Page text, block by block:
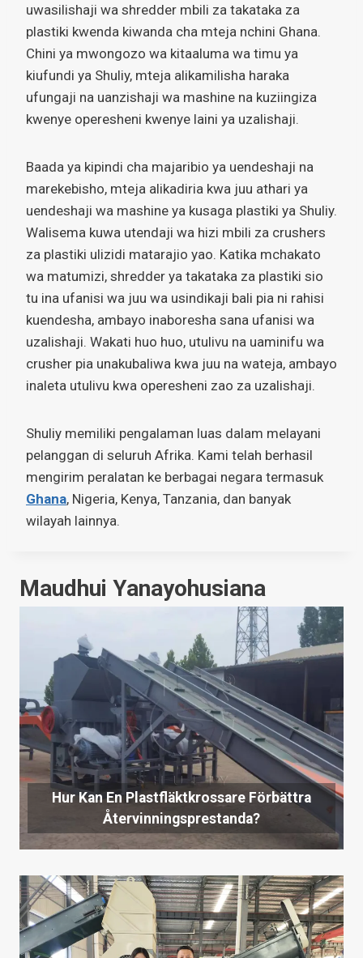
uwasilishaji wa shredder mbili za takataka za
plastiki kwenda kiwanda cha mteja nchini Ghana.
Chini ya mwongozo wa kitaaluma wa timu ya
kiufundi ya Shuliy, mteja alikamilisha haraka
ufungaji na uanzishaji wa mashine na kuziingiza
kwenye operesheni kwenye laini ya uzalishaji.
Baada ya kipindi cha majaribio ya uendeshaji na
marekebisho, mteja alikadiria kwa juu athari ya
uendeshaji wa mashine ya kusaga plastiki ya Shuliy.
Walisema kuwa utendaji wa hizi mbili za crushers
za plastiki ulizidi matarajio yao. Katika mchakato
wa matumizi, shredder ya takataka za plastiki sio
tu ina ufanisi wa juu wa usindikaji bali pia ni rahisi
kuendesha, ambayo inaboresha sana ufanisi wa
uzalishaji. Wakati huo huo, utulivu na uaminifu wa
crusher pia unakubaliwa kwa juu na wateja, ambayo
inaleta utulivu kwa operesheni zao za uzalishaji.
Shuliy memiliki pengalaman luas dalam melayani
pelanggan di seluruh Afrika. Kami telah berhasil
mengirim peralatan ke berbagai negara termasuk
Ghana, Nigeria, Kenya, Tanzania, dan banyak
wilayah lainnya.
Maudhui Yanayohusiana
Hur Kan En Plastfläktkrossare Förbättra
Återvinningsprestanda?